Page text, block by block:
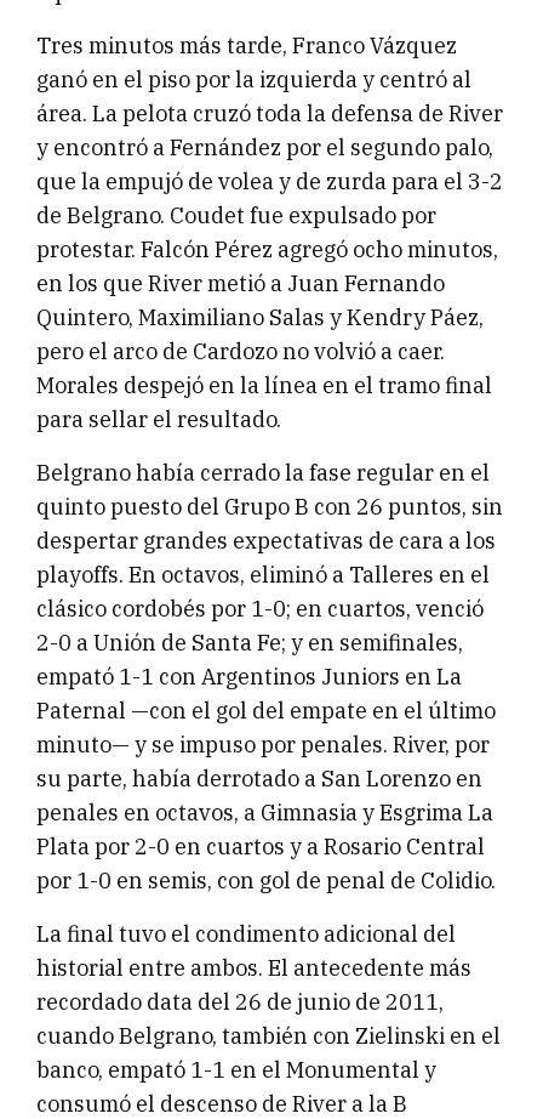
Tres minutos más tarde, Franco Vázquez
ganó en el piso por la izquierda y centró al
área. La pelota cruzó toda la defensa de River
y encontró a Fernández por el segundo palo,
que la empujó de volea y de zurda para el 3-2
de Belgrano. Coudet fue expulsado por
protestar. Falcón Pérez agregó ocho minutos,
en los que River metió a Juan Fernando
Quintero, Maximiliano Salas y Kendry Páez,
pero el arco de Cardozo no volvió a caer.
Morales despejó en la línea en el tramo final
para sellar el resultado.
Belgrano había cerrado la fase regular en el
quinto puesto del Grupo B con 26 puntos, sin
despertar grandes expectativas de cara a los
playoffs. En octavos, eliminó a Talleres en el
clásico cordobés por 1-0; en cuartos, venció
2-0 a Unión de Santa Fe; y en semifinales,
empató 1-1 con Argentinos Juniors en La
Paternal —con el gol del empate en el último
minuto— y se impuso por penales. River, por
su parte, había derrotado a San Lorenzo en
penales en octavos, a Gimnasia y Esgrima La
Plata por 2-0 en cuartos y a Rosario Central
por 1-0 en semis, con gol de penal de Colidio.
La final tuvo el condimento adicional del
historial entre ambos. El antecedente más
recordado data del 26 de junio de 2011,
cuando Belgrano, también con Zielinski en el
banco, empató 1-1 en el Monumental y
consumó el descenso de River a la B